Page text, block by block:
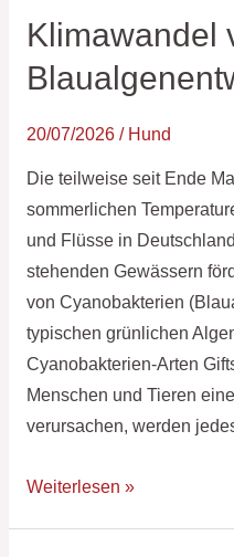
Klimawandel
20/07/2026 / Hund
Die teilweise seit Ende
sommerlichen
und Flüsse in
stehenden Gewässern
von Cyanobakterien
typischen grünlichen
Cyanobakterien-Arten
Menschen und Tieren
verursachen, werden
Klimawandel
Blaualgenentwicklung
Weiterlesen »